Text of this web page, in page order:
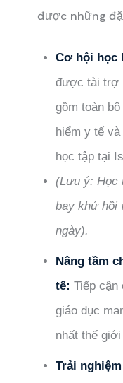
được những
Cơ hội học
được tài trợ
gồm toàn
hiểm y tế
học tập tại
(Lưu ý: Học
bay khứ hồi
ngày).
Nâng tầm
tế: Tiếp cận
giáo dục
nhất thế
Trải